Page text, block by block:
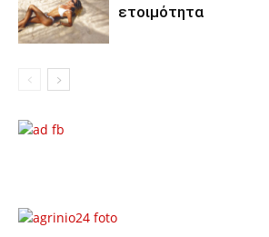
ετοιμότητα